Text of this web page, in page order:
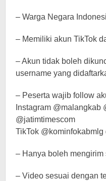
– Warga Negara
– Memiliki akun TikTok
– Akun tidak boleh
username yang
– Peserta wajib follow
Instagram @malangkab
@jatimtimescom
TikTok
– Hanya boleh mengirim
– Video sesuai dengan